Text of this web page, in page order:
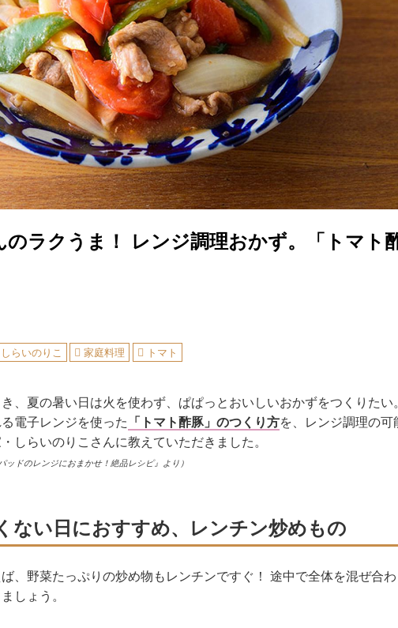
のラクうま！ レンジ調理おかず。「トマト
しらいのりこ 家庭料理 トマト
、夏の暑い日は火を使わず、ぱぱっとおいしいおかずをつくりたい
電子レンジを使った
「トマト酢豚」のつくり方を、レンジ調理の可
しらいのりこさんに教えていただきました。
ッドのレンジにおまかせ！絶品レシピ』より）
ない日におすすめ、レンチン炒めもの
、野菜たっぷりの炒め物もレンチンですぐ！ 途中で全体を混ぜ合わ
しょう。